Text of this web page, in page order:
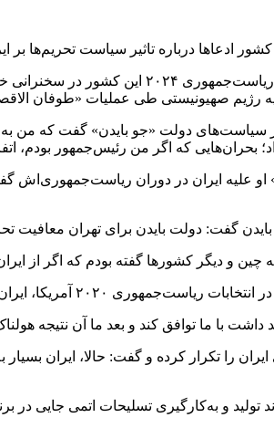
ادعاها درباره تاثیر سیاست تحریم‌ها بر
«دونالد ترامپ»، رئیس‌جمهور پیشین آمریکا و
رژیم صهیونیستی طی عملیات «طوفان
از سیاست‌های دولت «جو بایدن» گفت که من
بحران‌هایی که اگر من رئیس‌جمهور بودم،
بایدن گفت: دولت بایدن برای تهران معافیت
دیگر کشورها گفته بودم که اگر از ایران
برای محدود کردن بیشتر برنامه هسته‌ای بود.
با ما توافق کند و بعد ما آن نتیجه
را تکرار کرده و گفت: حالا، ایران
و به‌کارگیری تسلیحات اتمی جایی در